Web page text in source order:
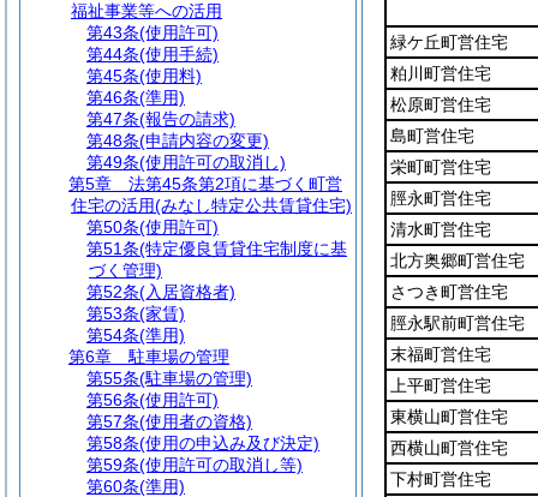
緑ケ丘町営住宅
粕川町営住宅
松原町営住宅
島町営住宅
栄町町営住宅
脛永町営住宅
清水町営住宅
北方奥郷町営住宅
さつき町営住宅
脛永駅前町営住宅
末福町営住宅
上平町営住宅
東横山町営住宅
西横山町営住宅
下村町営住宅
福祉事業等への活用
第43条(使用許可)
第44条(使用手続)
第45条(使用料)
第46条(準用)
第47条(報告の請求)
第48条(申請内容の変更)
第49条(使用許可の取消し)
第5章
法第45条第2項に基づく町営
住宅の活用(みなし特定公共賃貸住宅)
第50条(使用許可)
第51条(特定優良賃貸住宅制度に基
づく管理)
第52条(入居資格者)
第53条(家賃)
第54条(準用)
第6章
駐車場の管理
第55条(駐車場の管理)
第56条(使用許可)
第57条(使用者の資格)
第58条(使用の申込み及び決定)
第59条(使用許可の取消し等)
第60条(準用)